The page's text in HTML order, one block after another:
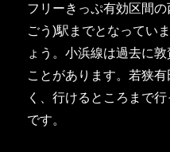
フリーきっぷ有効区間
ごう)駅までとなってい
ょう。小浜線は過去に
ことがあります。若狭
く、行けるところまで
です。